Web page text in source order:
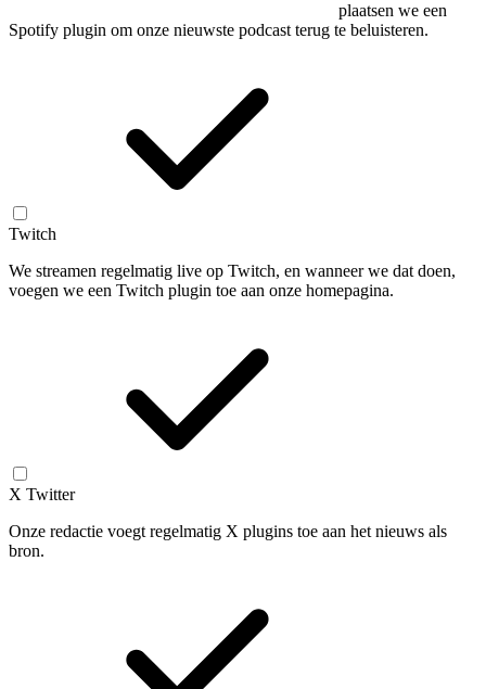
plaatsen we een
Spotify plugin om onze nieuwste podcast terug te beluisteren.
Twitch
We streamen regelmatig live op Twitch, en wanneer we dat doen,
voegen we een Twitch plugin toe aan onze homepagina.
X Twitter
Onze redactie voegt regelmatig X plugins toe aan het nieuws als
bron.